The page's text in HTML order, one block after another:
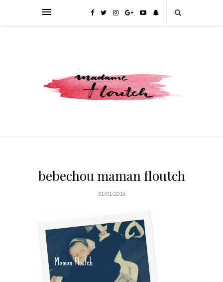
bebechou maman floutch
31/01/2016